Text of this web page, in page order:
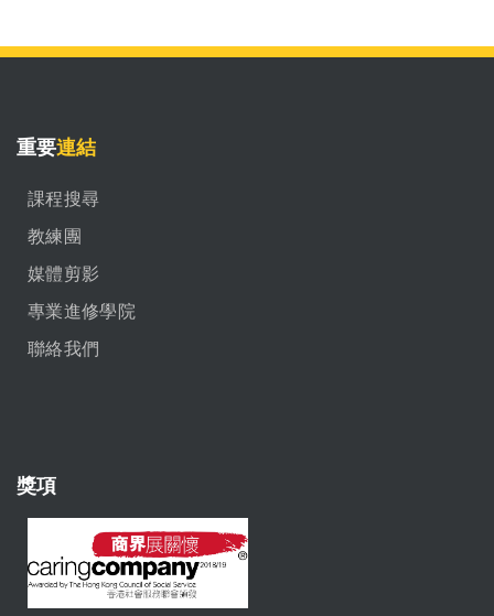
重要連結
課程搜尋
教練團
媒體剪影
專業進修學院
聯絡我們
獎項